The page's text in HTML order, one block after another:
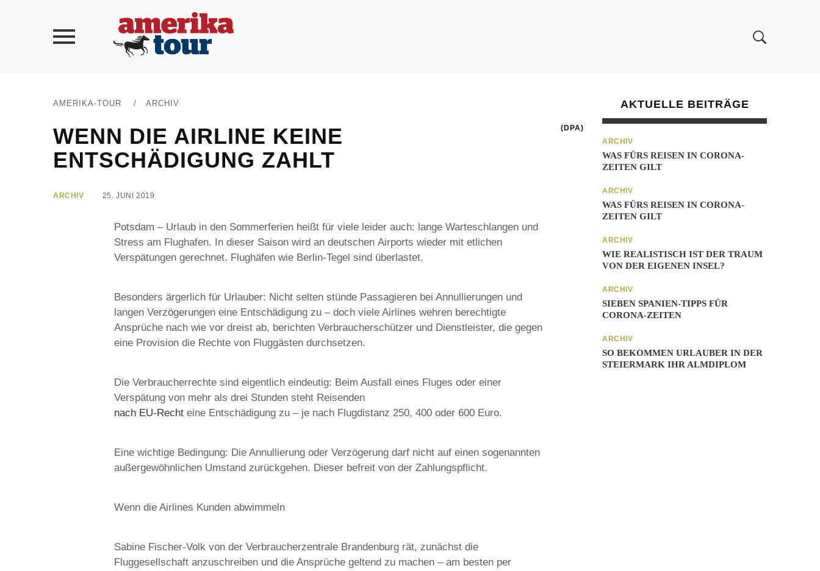
AMERIKA-TOUR / ARCHIV
WENN DIE AIRLINE KEINE
ENTSCHÄDIGUNG ZAHLT
(DPA)
ARCHIV 25. JUNI 2019
Potsdam – Urlaub in den Sommerferien heißt für viele leider auch: lange Warteschlangen und
Stress am Flughafen. In dieser Saison wird an deutschen Airports wieder mit etlichen
Verspätungen gerechnet. Flughäfen wie Berlin-Tegel sind überlastet.
Besonders ärgerlich für Urlauber: Nicht selten stünde Passagieren bei Annullierungen und
langen Verzögerungen eine Entschädigung zu – doch viele Airlines wehren berechtigte
Ansprüche nach wie vor dreist ab, berichten Verbraucherschützer und Dienstleister, die gegen
eine Provision die Rechte von Fluggästen durchsetzen.
Die Verbraucherrechte sind eigentlich eindeutig: Beim Ausfall eines Fluges oder einer
Verspätung von mehr als drei Stunden steht Reisenden
nach EU-Recht eine Entschädigung zu – je nach Flugdistanz 250, 400 oder 600 Euro.
Eine wichtige Bedingung: Die Annullierung oder Verzögerung darf nicht auf einen sogenannten
außergewöhnlichen Umstand zurückgehen. Dieser befreit von der Zahlungspflicht.
Wenn die Airlines Kunden abwimmeln
Sabine Fischer-Volk von der Verbraucherzentrale Brandenburg rät, zunächst die
Fluggesellschaft anzuschreiben und die Ansprüche geltend zu machen – am besten per
AKTUELLE BEITRÄGE
ARCHIV
WAS FÜRS REISEN IN CORONA-
ZEITEN GILT
ARCHIV
WAS FÜRS REISEN IN CORONA-
ZEITEN GILT
ARCHIV
WIE REALISTISCH IST DER TRAUM
VON DER EIGENEN INSEL?
ARCHIV
SIEBEN SPANIEN-TIPPS FÜR
CORONA-ZEITEN
ARCHIV
SO BEKOMMEN URLAUBER IN DER
STEIERMARK IHR ALMDIPLOM